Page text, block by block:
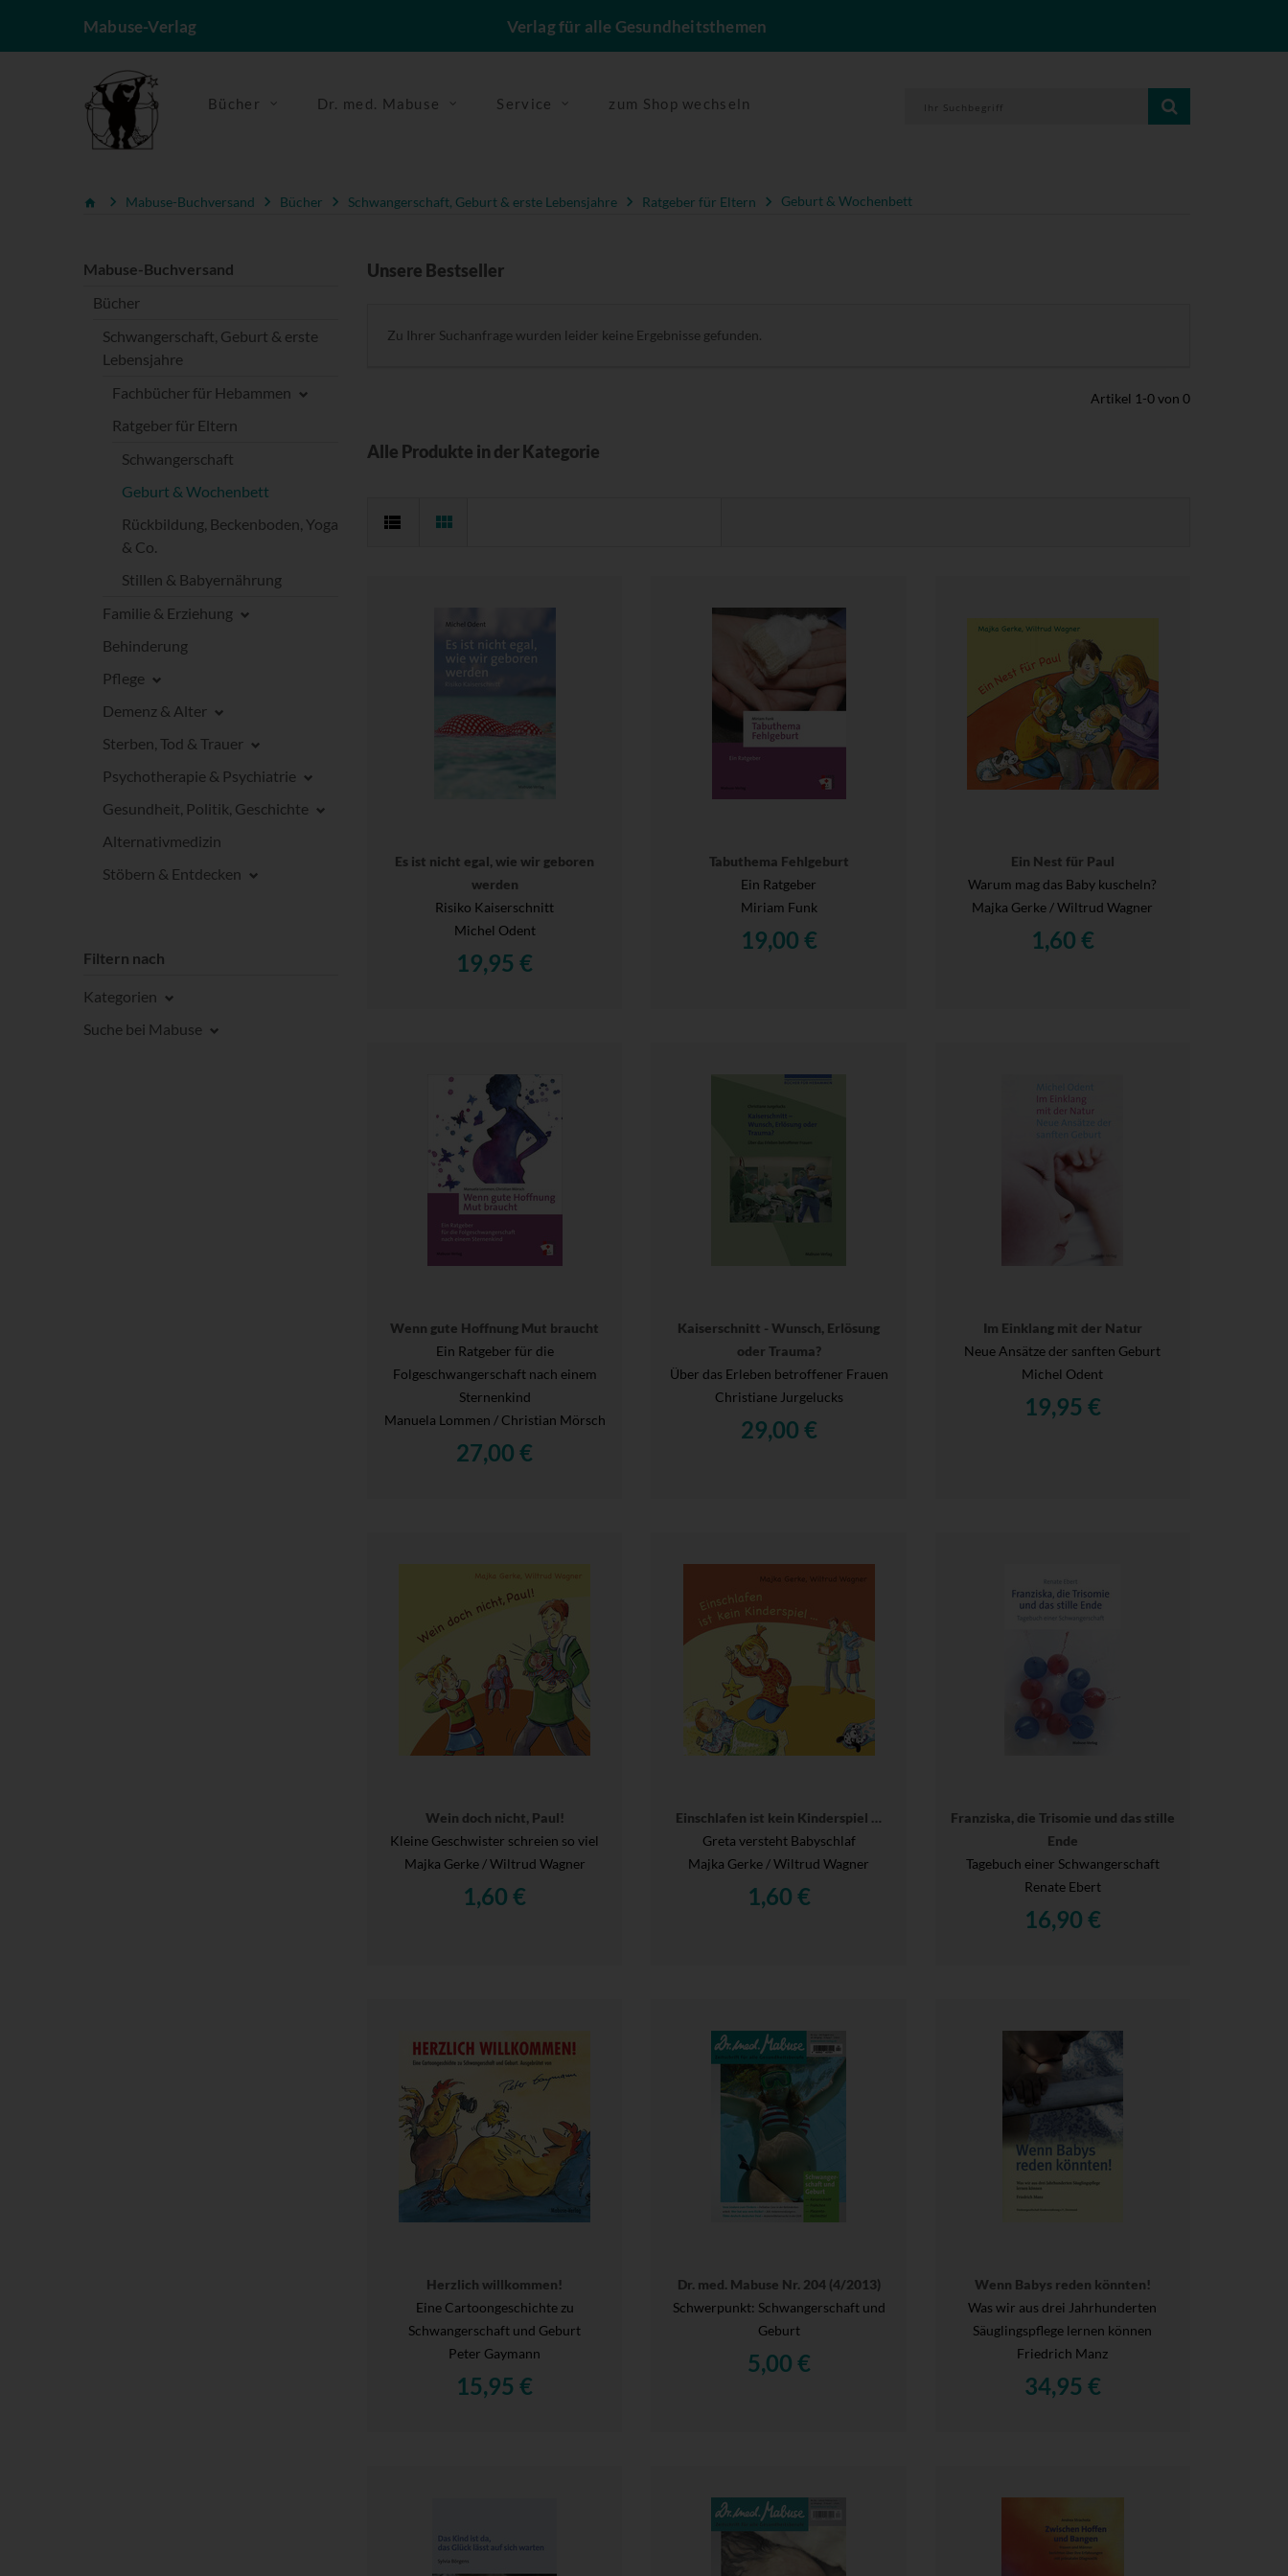
Mabuse-Verlag Verlag für alle Gesundheitsthemen
Bücher Dr. med. Mabuse Service zum Shop wechseln
Mabuse-Buchversand Bücher Schwangerschaft, Geburt & erste Lebensjahre Ratgeber für Eltern Geburt & Wochenbett
Mabuse-Buchversand
Bücher
Schwangerschaft, Geburt & erste
Lebensjahre
Fachbücher für Hebammen
Ratgeber für Eltern
Schwangerschaft
Geburt & Wochenbett
Rückbildung, Beckenboden, Yoga
& Co.
Stillen & Babyernährung
Familie & Erziehung
Behinderung
Pflege
Demenz & Alter
Sterben, Tod & Trauer
Psychotherapie & Psychiatrie
Gesundheit, Politik, Geschichte
Alternativmedizin
Stöbern & Entdecken
Filtern nach
Kategorien
Suche bei Mabuse
Unsere Bestseller
Zu Ihrer Suchanfrage wurden leider keine Ergebnisse gefunden.
Artikel 1 -0von 0
Alle Produkte in der Kategorie
Es ist nicht egal, wie wir geboren
werden
Risiko Kaiserschnitt
Michel Odent
19,95 €
Tabuthema Fehlgeburt
Ein Ratgeber
Miriam Funk
19,00 €
Ein Nest für Paul
Warum mag das Baby kuscheln?
Majka Gerke / Wiltrud Wagner
1,60 €
Wenn gute Hoffnung Mut braucht
Ein Ratgeber für die
Folgeschwangerschaft nach einem
Sternenkind
Manuela Lommen / Christian Mörsch
27,00 €
Kaiserschnitt - Wunsch, Erlösung
oder Trauma?
Über das Erleben betroffener Frauen
Christiane Jurgelucks
29,00 €
Im Einklang mit der Natur
Neue Ansätze der sanften Geburt
Michel Odent
19,95 €
Wein doch nicht, Paul!
Kleine Geschwister schreien so viel
Majka Gerke / Wiltrud Wagner
1,60 €
Einschlafen ist kein Kinderspiel …
Greta versteht Babyschlaf
Majka Gerke / Wiltrud Wagner
1,60 €
Franziska, die Trisomie und das stille
Ende
Tagebuch einer Schwangerschaft
Renate Ebert
16,90 €
Herzlich willkommen!
Eine Cartoongeschichte zu
Schwangerschaft und Geburt
Peter Gaymann
15,95 €
Dr. med. Mabuse Nr. 204 (4/2013)
Schwerpunkt: Schwangerschaft und
Geburt
5,00 €
Wenn Babys reden könnten!
Was wir aus drei Jahrhunderten
Säuglingspflege lernen können
Friedrich Manz
34,95 €